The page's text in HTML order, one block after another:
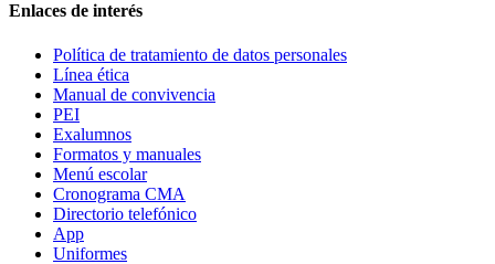
Enlaces de interés
Política de tratamiento de datos personales
Línea ética
Manual de convivencia
PEI
Exalumnos
Formatos y manuales
Menú escolar
Cronograma CMA
Directorio telefónico
App
Uniformes